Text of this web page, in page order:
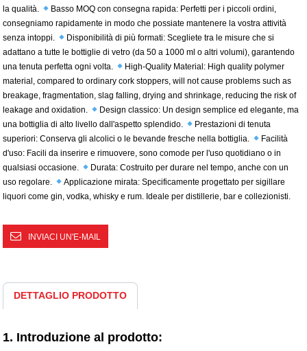
la qualità.
Basso MOQ con consegna rapida: Perfetti per i piccoli ordini,
consegniamo rapidamente in modo che possiate mantenere la vostra attività
senza intoppi.
Disponibilità di più formati: Scegliete tra le misure che si
adattano a tutte le bottiglie di vetro (da 50 a 1000 ml o altri volumi), garantendo
una tenuta perfetta ogni volta.
High-Quality Material: High quality polymer
material, compared to ordinary cork stoppers, will not cause problems such as
breakage, fragmentation, slag falling, drying and shrinkage, reducing the risk of
leakage and oxidation.
Design classico: Un design semplice ed elegante, ma
una bottiglia di alto livello dall'aspetto splendido.
Prestazioni di tenuta
superiori: Conserva gli alcolici o le bevande fresche nella bottiglia.
Facilità
d'uso: Facili da inserire e rimuovere, sono comode per l'uso quotidiano o in
qualsiasi occasione.
Durata: Costruito per durare nel tempo, anche con un
uso regolare.
Applicazione mirata: Specificamente progettato per sigillare
liquori come gin, vodka, whisky e rum. Ideale per distillerie, bar e collezionisti.
INVIACI UN'E-MAIL
DETTAGLIO PRODOTTO
1. Introduzione al prodotto: